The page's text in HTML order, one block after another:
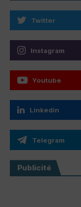
Twitter
Instagram
Youtube
Linkedin
Telegram
Publicité